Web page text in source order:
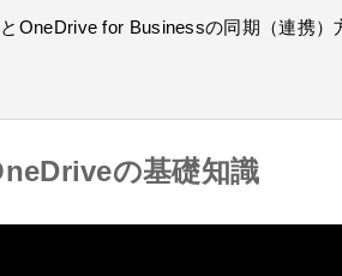
OneDrive for Businessの同期（連携）
の基礎知識